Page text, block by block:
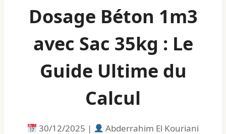
Dosage Béton 1m3
avec Sac 35kg : Le
Guide Ultime du
Calcul
30/12/2025 | Abderrahim El Kouriani